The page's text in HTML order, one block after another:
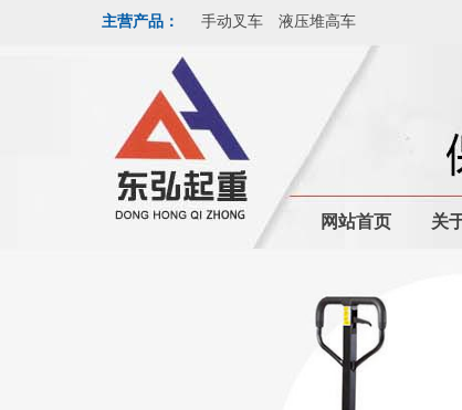
主营产品： 手动叉车 液压堆高车
网站首页 关